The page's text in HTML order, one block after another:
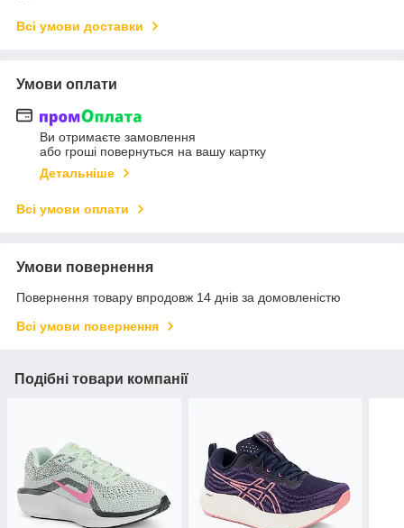
Всі умови доставки
Умови оплати
Ви отримаєте замовлення
або гроші повернуться на вашу картку
Детальніше
Всі умови оплати
Умови повернення
Повернення товару впродовж 14 днів за домовленістю
Всі умови повернення
Подібні товари компанії